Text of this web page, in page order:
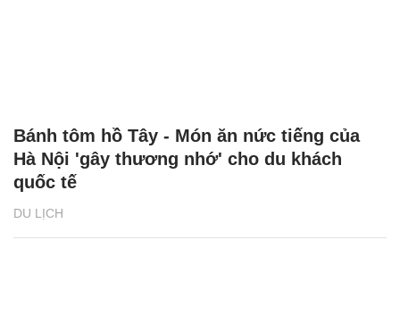
DU LỊCH
Bánh tôm hồ Tây - Món ăn nức tiếng của
Hà Nội 'gây thương nhớ' cho du khách
quốc tế